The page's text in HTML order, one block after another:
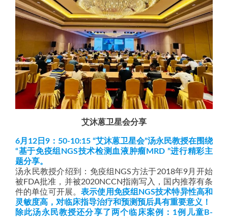
艾沐蒽卫星会分享
6月12日9：50-10:15 “艾沐蒽卫星会”汤永民教授在围绕
“基于免疫组NGS技术检测血液肿瘤MRD ”进行精彩主
题分享。
汤永民教授介绍到：免疫组NGS方法于2018年9月开始
被FDA批准，并被2020NCCN指南写入，国内推荐有条
件的单位可开展。表示使用免疫组NGS技术特异性高和
灵敏度高，对临床指导治疗和预测预后具有重要意义！
除此汤永民教授还分享了两个临床案例：1例儿童B-